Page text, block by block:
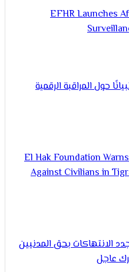
EFHR
الرقمية
El Hak
Against
بحق المدنيين